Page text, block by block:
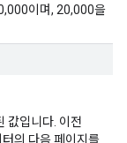
이며, 20,000을
값입니다. 이전
의 다음 페이지를